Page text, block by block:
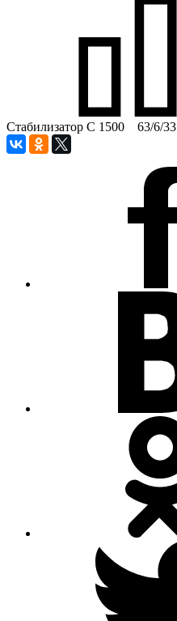
Стабилизатор С 1500 63/6/33